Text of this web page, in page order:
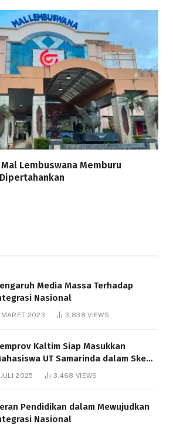
Lembuswana Memburu
Media Massa Terhadap
Nasional
2023 3,838VIEWS
Kaltim Siap Masukkan
UT Samarinda dalam Skema
Pendidikan Gratispol
2025 3,468 VIEWS
Pendidikan dalam Mewujudkan
Nasional